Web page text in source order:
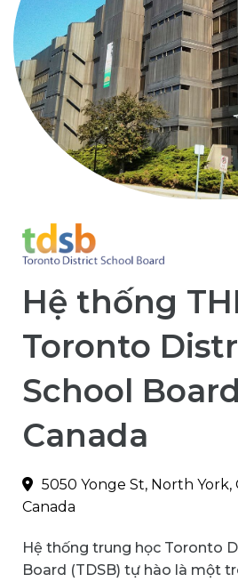
Hệ thống
Toronto
School
Canada
5050 Yonge St, North York,
Canada
Hệ thống trung học Toronto
Board (TDSB) tự hào là một